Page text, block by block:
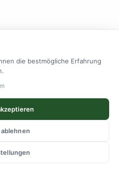
die bestmögliche Erfahrung